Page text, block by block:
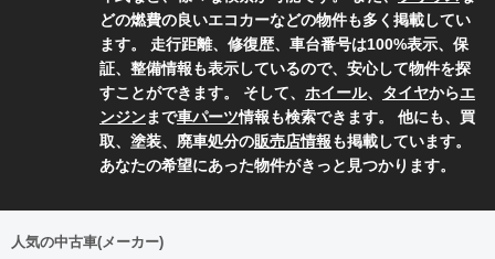
どの燃費の良いエコカーなどの物件も多く掲載してい
ます。 走行距離、修復歴、車台番号は100%表示、保
証、整備情報も表示しているので、安心して物件を探
すことができます。 そして、 ホイール、 タイヤからエ
ンジンまで車パーツ情報も検索できます。 他にも、買
取、塗装、廃車処分の販売店情報も掲載しています。
あなたの希望にあった物件がきっと見つかります。
人気の中古車(メーカー)